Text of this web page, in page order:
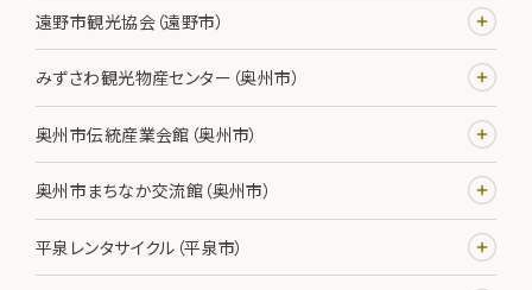
遠野市観光協会（遠野市）
みずさわ観光物産センター（奥州市）
奥州市伝統産業会館（奥州市）
奥州市まちなか交流館（奥州市）
平泉レンタサイクル（平泉市）